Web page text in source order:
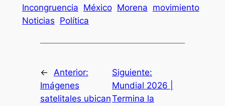
Incongruencia México Morena movimiento
Noticias Política
← Anterior:
Imágenes
satelitales ubican
Siguiente:
Mundial 2026 |
Termina la